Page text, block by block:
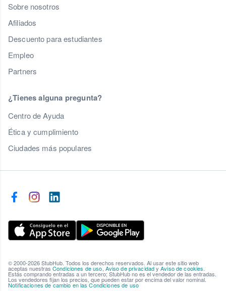
Sobre nosotros
Afiliados
Descuento para estudiantes
Empleo
Partners
¿Tienes alguna pregunta?
Centro de Ayuda
Ética y cumplimiento
Ciudades más populares
© 2000-2026 StubHub. Todos los derechos reservados. Al usar este sitio web
aceptas nuestras Condiciones de uso Aviso de privacidadyAviso de cookies
Estás comprando entradas a un tercero; StubHub no es el vendedor de las entradas.
Los vendedores fijan los precios, que pueden estar por encima del valor nominal.
Notificaciones de cambio en las Condiciones de uso